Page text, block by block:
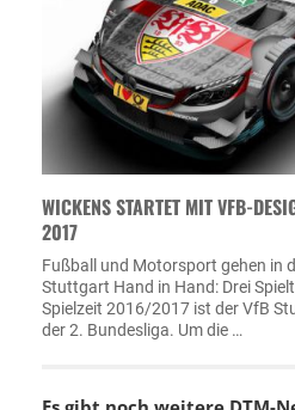
WICKENS STARTET MIT VFB-
2017
Fußball und Motorsport gehen in
Stuttgart Hand in Hand: Drei
Spielzeit 2016/2017 ist der VfB
der 2. Bundesliga. Um die …